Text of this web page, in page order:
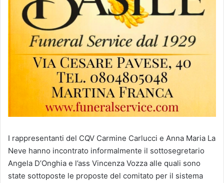
I rappresentanti del CQV Carmine Carlucci e Anna Maria La
Neve hanno incontrato informalmente il sottosegretario
Angela D’Onghia e l’ass Vincenza Vozza alle quali sono
state sottoposte le proposte del comitato per il sistema